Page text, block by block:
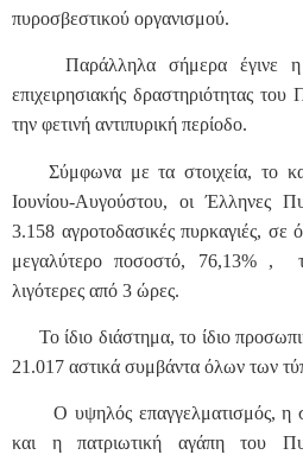
πυροσβεστικού οργανισμού.
Παράλληλα σήμερα έγινε η
επιχειρησιακής δραστηριότητας
την φετινή αντιπυρική περίοδο.
Σύμφωνα με τα στοιχεία, το
Ιουνίου-Αυγούστου, οι Έλληνες
3.158 αγροτοδασικές πυρκαγιές, σε
μεγαλύτερο ποσοστό, 76,13% ,
λιγότερες από 3 ώρες.
Το ίδιο διάστημα, το ίδιο
21.017 αστικά συμβάντα όλων των
Ο υψηλός επαγγελματισμός, η
και η πατριωτική αγάπη του